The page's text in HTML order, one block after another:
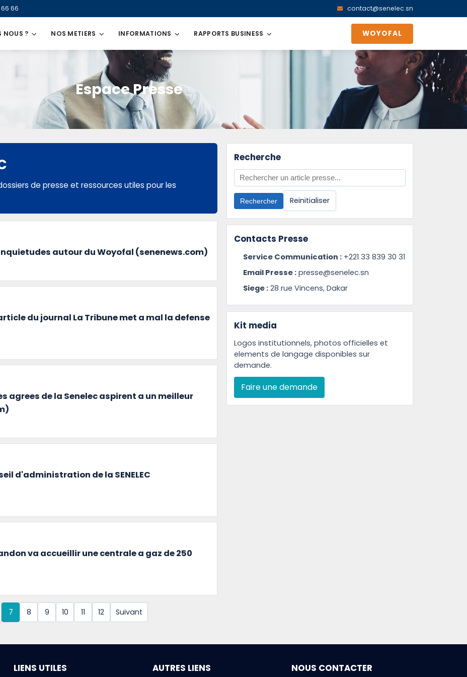
66 contact@senelec.sn
NOUS ? NOS METIERS INFORMATIONS RAPPORTS BUSINESS WOYOFAL
Espace Presse
de presse et ressources utiles pour les
autour du Woyofal (senenews.com)
du journal La Tribune met a mal la defense
agrees de la Senelec aspirent a un meilleur
d'administration de la SENELEC
va accueillir une centrale a gaz de 250
7 8 9 10 11 12 Suivant
Recherche
Rechercher Reinitialiser
Contacts Presse
Service Communication : +221 33 839 30 31
Email Presse : presse@senelec.sn
Siege : 28 rue Vincens, Dakar
Kit media
Logos institutionnels, photos officielles et
elements de langage disponibles sur
demande.
Faire une demande
LIENS UTILES AUTRES LIENS NOUS CONTACTER